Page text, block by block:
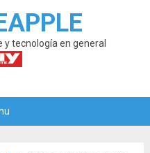
tecnología en general